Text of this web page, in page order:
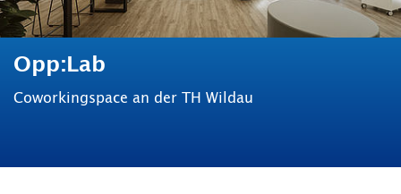
Opp:Lab
Coworkingspace an der TH Wildau